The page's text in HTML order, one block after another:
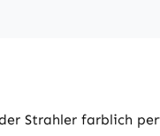
Strahler farblich